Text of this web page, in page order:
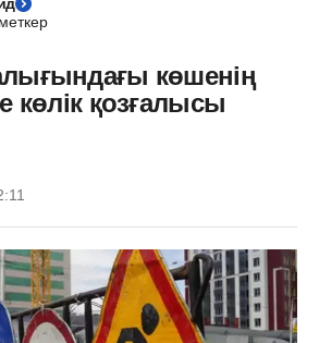
көшенің
көлік қозғалысы